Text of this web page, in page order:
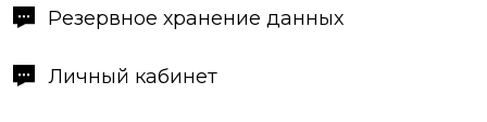
Резервное хранение данных
Личный кабинет